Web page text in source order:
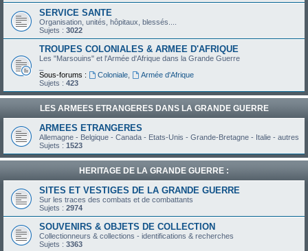
SERVICE SANTE
Organisation, unités, hôpitaux, blessés....
Sujets : 3022
TROUPES COLONIALES & ARMEE D'AFRIQUE
Les "Marsouins" et l'Armée d'Afrique dans la Grande Guerre
Sous-forums :
Coloniale,
Armée d'Afrique
Sujets : 423
LES ARMEES ETRANGERES DANS LA GRANDE GUERRE
ARMEES ETRANGERES
Allemagne - Belgique - Canada - Etats-Unis - Grande-Bretagne - Italie - autres
Sujets : 1523
HERITAGE DE LA GRANDE GUERRE :
SITES ET VESTIGES DE LA GRANDE GUERRE
Sur les traces des combats et de combattants
Sujets : 2974
SOUVENIRS & OBJETS DE COLLECTION
Collectionneurs & collections - identifications & recherches
Sujets : 3363